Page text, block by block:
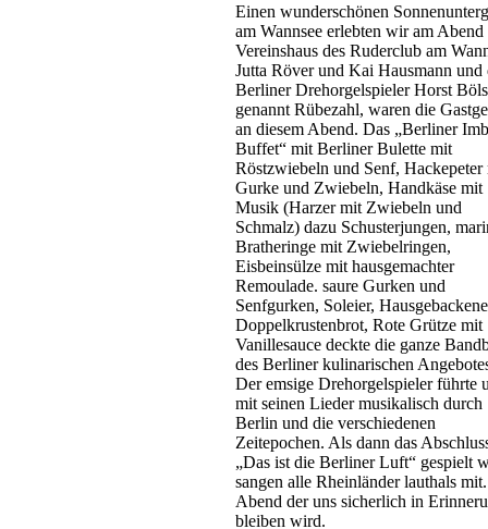
Einen wunderschönen
am Wannsee erlebten wir am Abend
Vereinshaus des Ruderclub am
Jutta Röver und Kai Hausmann und
Berliner Drehorgelspieler Horst
genannt Rübezahl, waren die
an diesem Abend. Das „Berliner
Buffet“ mit Berliner Bulette mit
Röstzwiebeln und Senf, Hackepeter
Gurke und Zwiebeln, Handkäse mit
Musik (Harzer mit Zwiebeln und
Schmalz) dazu Schusterjungen,
Bratheringe mit Zwiebelringen,
Eisbeinsülze mit hausgemachter
Remoulade. saure Gurken und
Senfgurken, Soleier,
Doppelkrustenbrot, Rote Grütze mit
Vanillesauce deckte die ganze
des Berliner kulinarischen
Der emsige Drehorgelspieler führte
mit seinen Lieder musikalisch durch
Berlin und die verschiedenen
Zeitepochen. Als dann das
„Das ist die Berliner Luft“ gespielt
sangen alle Rheinländer lauthals
Abend der uns sicherlich in
bleiben wird.